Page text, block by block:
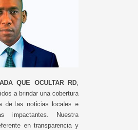
QUE OCULTAR RD
a brindar una cobertura
de las noticias locales e
impactantes. Nuestra
en transparencia y